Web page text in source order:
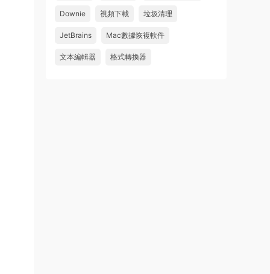
中文破解版 PR2026 強大視頻編輯軟件
u262113823826 • 2026-08-06
Downie 視頻下載 垃圾清理
JetBrains Mac數據恢複軟件
文本編輯器 格式轉換器